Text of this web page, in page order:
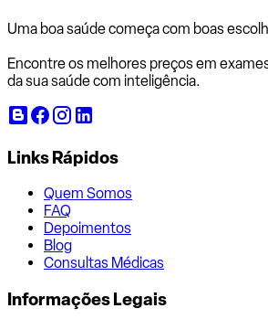
Uma boa saúde começa com boas
Encontre os melhores preços em
da sua saúde com inteligência.
Links Rápidos
Quem Somos
FAQ
Depoimentos
Blog
Consultas Médicas
Informações Legais